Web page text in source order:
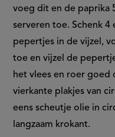
voeg dit en de paprika
serveren toe. Schenk
pepertjes in de vijzel,
toe en vijzel de
het vlees en roer goed
vierkante plakjes van
eens scheutje olie in
langzaam krokant.